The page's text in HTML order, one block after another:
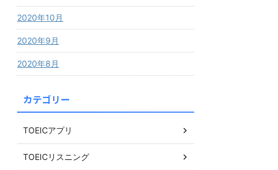
2020年10月
2020年9月
2020年8月
カテゴリー
TOEICアプリ
TOEICリスニング